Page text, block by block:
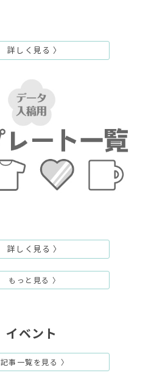
詳しく見る 〉
詳しく見る 〉
もっと見る 〉
イベント
記事一覧を見る 〉